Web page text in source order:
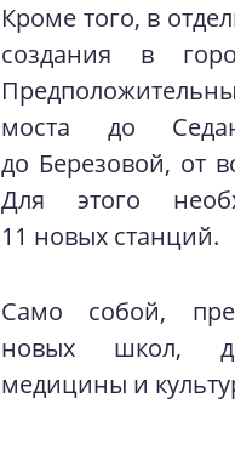
Кроме того, в
создания в
моста до
до Березовой, от
Для этого
11 новых станций.
Само собой,
новых школ,
медицины и